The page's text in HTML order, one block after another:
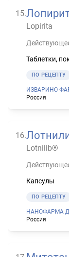
15.
Lopirita
Таблетки,
ПО РЕЦЕПТУ
ИЗВАРИНО
Россия
16.
Lotnilib®
Капсулы
ПО РЕЦЕПТУ
НАНОФАРМА
Россия